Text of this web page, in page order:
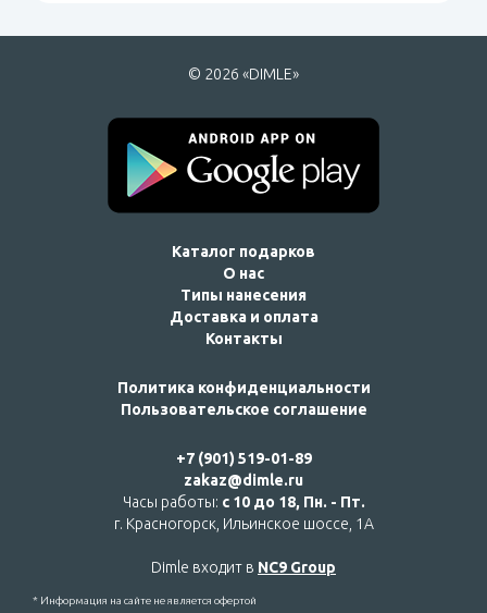
© 2026 «DIMLE»
Каталог подарков
О нас
Типы нанесения
Доставка и оплата
Контакты
Политика конфиденциальности
Пользовательское соглашение
+7 (901) 519-01-89
zakaz@dimle.ru
Часы работы: с 10 до 18, Пн. - Пт.
г. Красногорск, Ильинское шоссе, 1А
Dimle входит в NC9 Group
* Информация на сайте не является офертой